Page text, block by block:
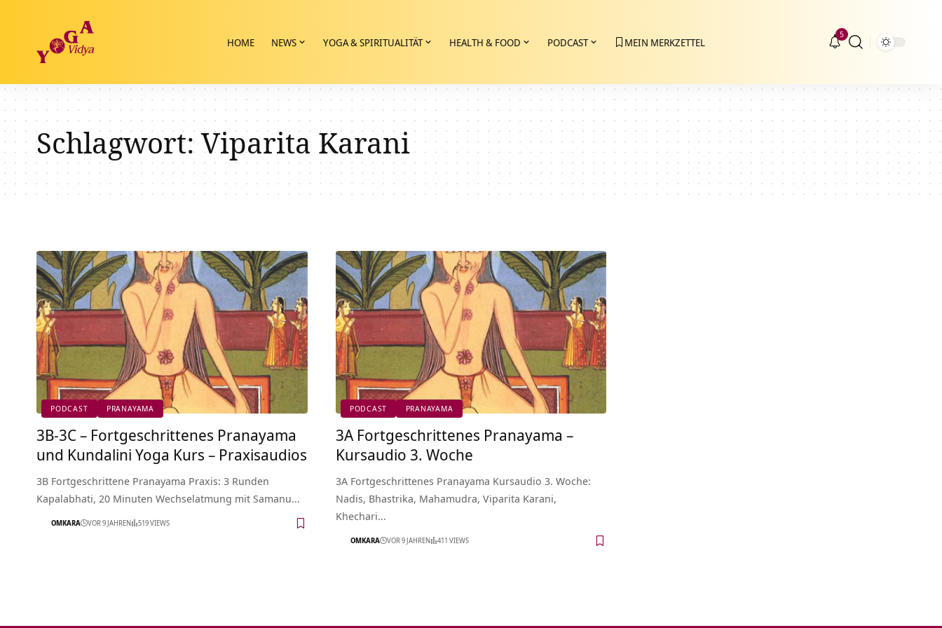
HOME NEWS YOGA & SPIRITUALITÄT HEALTH & FOOD PODCAST MEIN MERKZETTEL
5
Schlagwort:Viparita Karani
PODCAST PRANAYAMA
3B-3C – Fortgeschrittenes Pranayama
und Kundalini Yoga Kurs – Praxisaudios
3B Fortgeschrittene Pranayama Praxis: 3 Runden
Kapalabhati, 20 Minuten Wechselatmung mit Samanu…
OMKARA VOR 9 JAHREN 519 VIEWS
PODCAST PRANAYAMA
3A Fortgeschrittenes Pranayama –
Kursaudio 3. Woche
3A Fortgeschrittenes Pranayama Kursaudio 3. Woche:
Nadis, Bhastrika, Mahamudra, Viparita Karani,
Khechari…
OMKARA VOR 9 JAHREN 411 VIEWS